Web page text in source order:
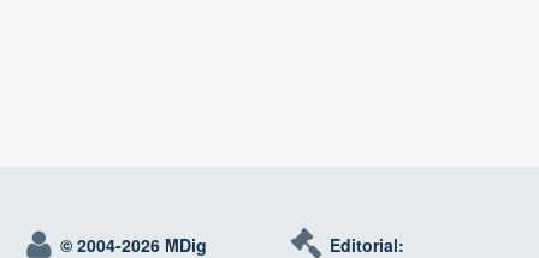
© 2004-2026 MDig
Editorial: